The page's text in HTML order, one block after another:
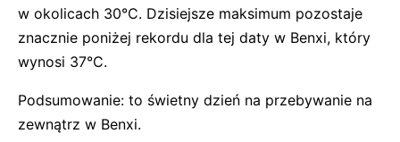
w okolicach 30°C. Dzisiejsze maksimum pozostaje
znacznie poniżej rekordu dla tej daty w Benxi, który
wynosi 37°C.
Podsumowanie: to świetny dzień na przebywanie na
zewnątrz w Benxi.